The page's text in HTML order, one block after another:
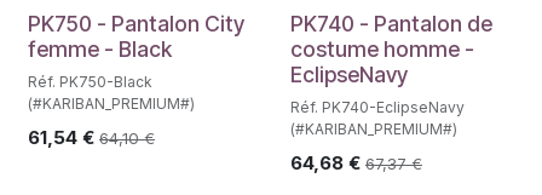
PK750 - Pantalon City
femme - Black
Réf. PK750-Black
(#KARIBAN_PREMIUM#)
61,54 € 64,10€
PK740 - Pantalon de
costume homme -
EclipseNavy
Réf. PK740-EclipseNavy
(#KARIBAN_PREMIUM#)
64,68€ 67,37€